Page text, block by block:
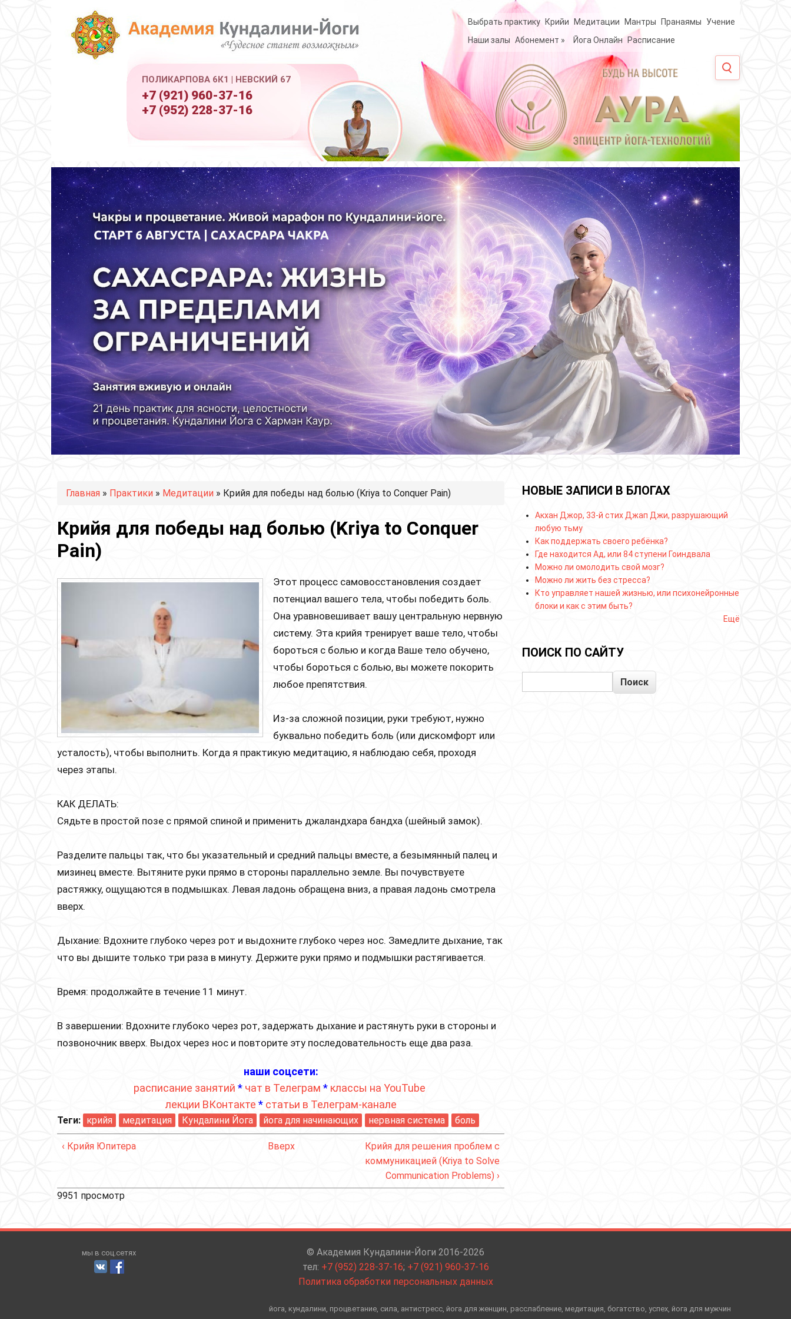
ПОЛИКАРПОВА 6К1 | НЕВСКИЙ 67
+7 (921) 960-37-16
+7 (952) 228-37-16
Выбрать практику Крийи Медитации Мантры Пранаямы
Учение
Наши залы Абонемент » Йога Онлайн Расписание
Вы здесь
Главная » Практики » Медитации » Крийя для победы над болью (Kriya to Conquer Pain)
Крийя для победы над болью (Kriya to Conquer
Pain)
Этот процесс самовосстановления создает
потенциал вашего тела, чтобы победить боль.
Она уравновешивает вашу центральную нервную
систему. Эта крийя тренирует ваше тело, чтобы
бороться с болью и когда Ваше тело обучено,
чтобы бороться с болью, вы можете покорить
любое препятствия.
Из-за сложной позиции, руки требуют, нужно
буквально победить боль (или дискомфорт или
усталость), чтобы выполнить. Когда я практикую медитацию, я наблюдаю себя, проходя
через этапы.
КАК ДЕЛАТЬ:
Сядьте в простой позе с прямой спиной и применить джаландхара бандха (шейный замок).
Разделите пальцы так, что бы указательный и средний пальцы вместе, а безымянный палец и
мизинец вместе. Вытяните руки прямо в стороны параллельно земле. Вы почувствуете
растяжку, ощущаются в подмышках. Левая ладонь обращена вниз, а правая ладонь смотрела
вверх.
Дыхание: Вдохните глубоко через рот и выдохните глубоко через нос. Замедлите дыхание, так
что вы дышите только три раза в минуту. Держите руки прямо и подмышки растягивается.
Время: продолжайте в течение 11 минут.
В завершении: Вдохните глубоко через рот, задержать дыхание и растянуть руки в стороны и
позвоночник вверх. Выдох через нос и повторите эту последовательность еще два раза.
наши соцсети:
расписание занятий * чат в Телеграм * классы на YouTube
лекции ВКонтакте * статьи в Телеграм-канале
Теги: крийя медитация Кундалини Йога йога для начинающих нервная система боль
‹ Крийя Юпитера Вверх
Крийя для решения проблем с
коммуникацией (Kriya to Solve
Communication Problems) ›
9951 просмотр
НОВЫЕ ЗАПИСИ В БЛОГАХ
Акхан Джор, 33-й стих Джап Джи, разрушающий
любую тьму
Как поддержать своего ребёнка?
Где находится Ад, или 84 ступени Гоиндвала
Можно ли омолодить свой мозг?
Можно ли жить без стресса?
Кто управляет нашей жизнью, или психонейронные
блоки и как с этим быть?
Ещё
ПОИСК ПО САЙТУ
мы в соц.сетях
© Академия Кундалини-Йоги 2016-2026
тел: +7 (952) 228-37-16; +7 (921) 960-37-16
Политика обработки персональных данных
йога, кундалини, процветание, сила, антистресс, йога для женщин, расслабление, медитация, богатство, успех, йога для мужчин